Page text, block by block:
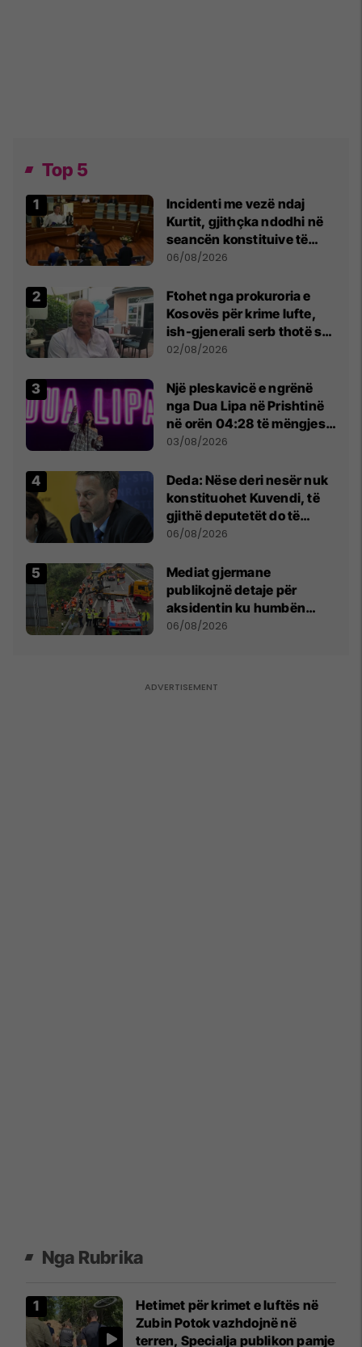
Top 5
Incidenti me vezë ndaj
Kurtit, gjithçka ndodhi në
seancën konstituive të
Kuvendit
06/08/2026
Ftohet nga prokuroria e
Kosovës për krime lufte,
ish-gjenerali serb thotë se
dikush e tradhtoi në
02/08/2026
Një pleskavicë e ngrënë
nga Dua Lipa në Prishtinë
në orën 04:28 të mëngjesit
- dhe bota digjitale serbe
03/08/2026
Deda: Nëse deri nesër nuk
konstituohet Kuvendi, të
gjithë deputetët do të
bëjnë shkelje të rëndë
06/08/2026
Mediat gjermane
publikojnë detaje për
aksidentin ku humbën
jetën tre mërgimtarë nga
06/08/2026
Nga Rubrika
Hetimet për krimet e luftës në
Zubin Potok vazhdojnë në
terren, Specialja publikon pamje